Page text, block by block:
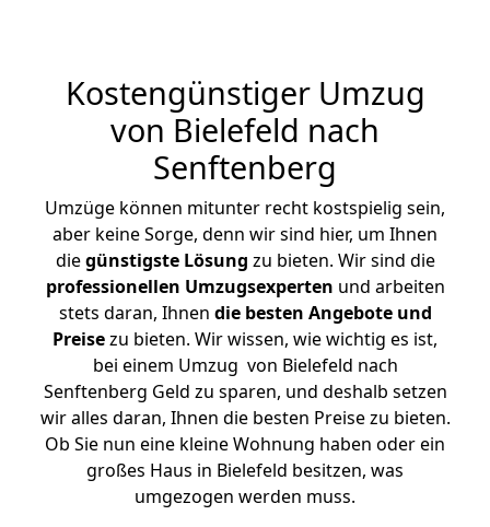
Kostengünstiger Umzug
von Bielefeld nach
Senftenberg
Umzüge können mitunter recht kostspielig sein,
aber keine Sorge, denn wir sind hier, um Ihnen
diegünstigste Lösung zu bieten. Wir sind die
professionellen Umzugsexperten und arbeiten
stets daran, Ihnen die besten Angebote und
Preisezu bieten. Wir wissen, wie wichtig es ist,
bei einem Umzug von Bielefeld nach
Senftenberg Geld zu sparen, und deshalb setzen
wir alles daran, Ihnen die besten Preise zu bieten.
Ob Sie nun eine kleine Wohnung haben oder ein
großes Haus in Bielefeld besitzen, was
umgezogen werden muss.